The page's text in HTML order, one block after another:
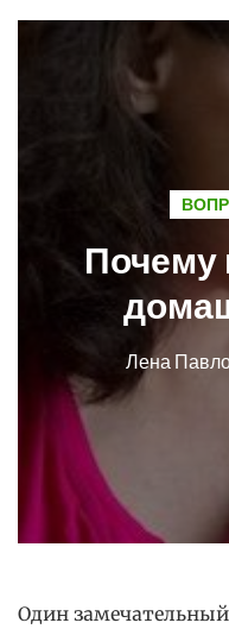
Лена
Один замечательный